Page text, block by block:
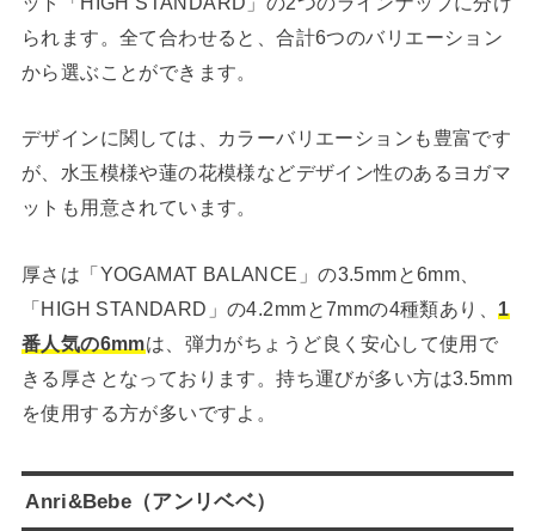
られます。全て合わせると、合計6つのバリエーション
から選ぶことができます。
デザインに関しては、カラーバリエーションも豊富です
が、水玉模様や蓮の花模様などデザイン性のあるヨガマ
ットも用意されています。
厚さは「YOGAMAT BALANCE」の3.5mmと6mm、
「HIGH STANDARD」の4.2mmと7mmの4種類あり、1
番人気の6mmは、弾力がちょうど良く安心して使用で
きる厚さとなっております。持ち運びが多い方は3.5mm
を使用する方が多いですよ。
Anri&Bebe（アンリベベ）